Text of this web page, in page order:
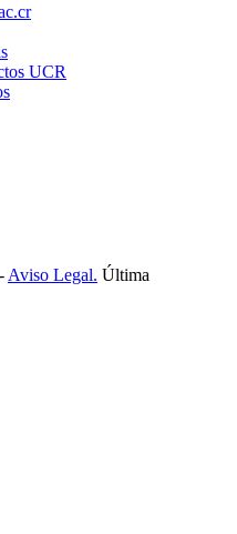
UCR
Aviso Legal. Última